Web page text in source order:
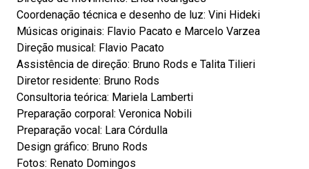
Coordenação técnica e desenho de luz: Vini Hideki
Músicas originais: Flavio Pacato e Marcelo Varzea
Direção musical: Flavio Pacato
Assistência de direção: Bruno Rods e Talita Tilieri
Diretor residente: Bruno Rods
Consultoria teórica: Mariela Lamberti
Preparação corporal: Veronica Nobili
Preparação vocal: Lara Córdulla
Design gráfico: Bruno Rods
Fotos: Renato Domingos